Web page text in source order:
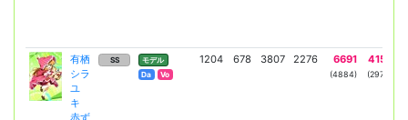
有栖
シラ
ユ
キ
赤ず
SS
モデル
Da
Vo
1204 678 3807 2276 6691
(4884)
4158
(2970)